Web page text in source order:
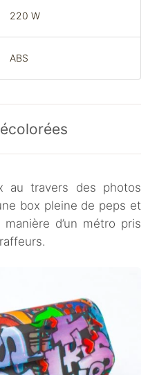
220 W
ABS
au travers des photos
box pleine de peps et
d’un métro pris